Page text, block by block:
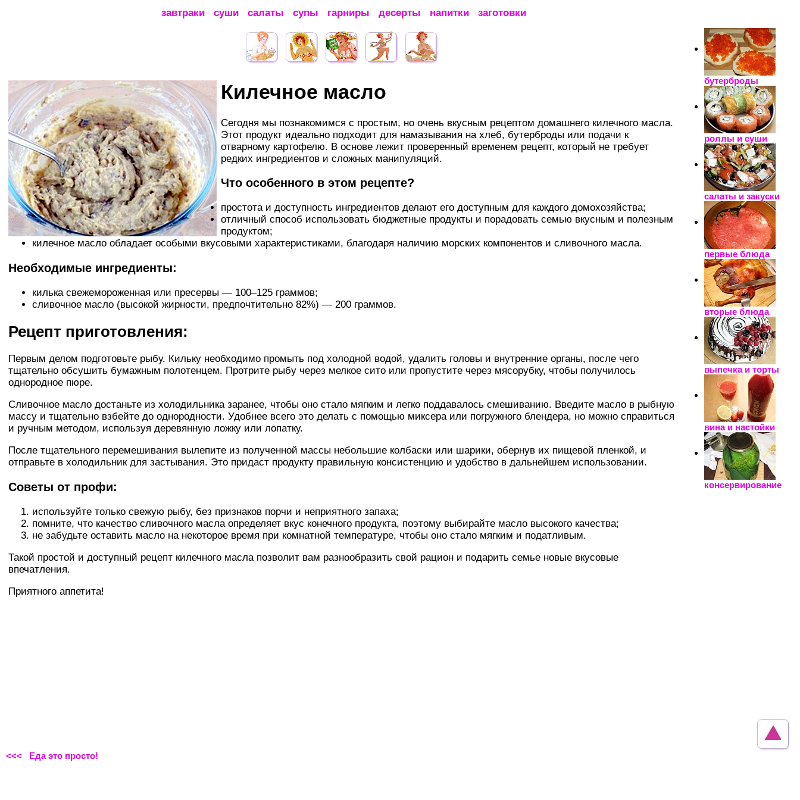
завтраки суши салаты супы гарниры десерты напитки заготовки
Килечное масло
Сегодня мы познакомимся с простым, но очень вкусным рецептом домашнего килечного масла.
Этот продукт идеально подходит для намазывания на хлеб, бутерброды или подачи к
отварному картофелю. В основе лежит проверенный временем рецепт, который не требует
редких ингредиентов и сложных манипуляций.
Что особенного в этом рецепте?
простота и доступность ингредиентов делают его доступным для каждого домохозяйства;
отличный способ использовать бюджетные продукты и порадовать семью вкусным и полезным
продуктом;
килечное масло обладает особыми вкусовыми характеристиками, благодаря наличию морских компонентов и сливочного масла.
Необходимые ингредиенты:
килька свежемороженная или пресервы — 100–125 граммов;
сливочное масло (высокой жирности, предпочтительно 82%) — 200 граммов.
Рецепт приготовления:
Первым делом подготовьте рыбу. Кильку необходимо промыть под холодной водой, удалить головы и внутренние органы, после чего
тщательно обсушить бумажным полотенцем. Протрите рыбу через мелкое сито или пропустите через мясорубку, чтобы получилось
однородное пюре.
Сливочное масло достаньте из холодильника заранее, чтобы оно стало мягким и легко поддавалось смешиванию. Введите масло в рыбную
массу и тщательно взбейте до однородности. Удобнее всего это делать с помощью миксера или погружного блендера, но можно справиться
и ручным методом, используя деревянную ложку или лопатку.
После тщательного перемешивания вылепите из полученной массы небольшие колбаски или шарики, обернув их пищевой пленкой, и
отправьте в холодильник для застывания. Это придаст продукту правильную консистенцию и удобство в дальнейшем использовании.
Советы от профи:
используйте только свежую рыбу, без признаков порчи и неприятного запаха;
помните, что качество сливочного масла определяет вкус конечного продукта, поэтому выбирайте масло высокого качества;
не забудьте оставить масло на некоторое время при комнатной температуре, чтобы оно стало мягким и податливым.
Такой простой и доступный рецепт килечного масла позволит вам разнообразить свой рацион и подарить семье новые вкусовые
впечатления.
Приятного аппетита!
бутерброды
роллы и суши
салаты и закуски
первые блюда
вторые блюда
выпечка и торты
вина и настойки
консервирование
<<< Еда это просто!